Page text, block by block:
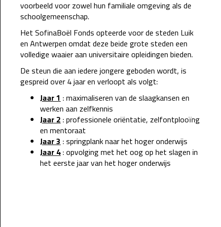
voorbeeld voor zowel hun familiale omgeving als de
schoolgemeenschap.
Het SofinaBoël Fonds opteerde voor de steden Luik
en Antwerpen omdat deze beide grote steden een
volledige waaier aan universitaire opleidingen bieden.
De steun die aan iedere jongere geboden wordt, is
gespreid over 4 jaar en verloopt als volgt:
Jaar 1 : maximaliseren van de slaagkansen en
werken aan zelfkennis
Jaar 2 : professionele oriëntatie, zelfontplooïng
en mentoraat
Jaar 3 : springplank naar het hoger onderwijs
Jaar 4: opvolging met het oog op het slagen in
het eerste jaar van het hoger onderwijs